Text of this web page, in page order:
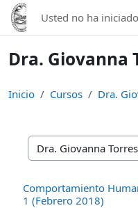
Saltar al contenido principal
Usted no ha
Dra. Giovanna
Inicio Cursos Dra.
Categorías
Comportamiento
1 (Febrero 2018)